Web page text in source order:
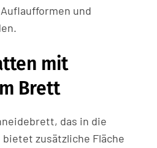
und
mit
Brett
das in die
zusätzliche Fläche